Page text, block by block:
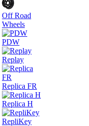
Off Road
Wheels
PDW
Replay
Replica FR
Replica H
RepliKey